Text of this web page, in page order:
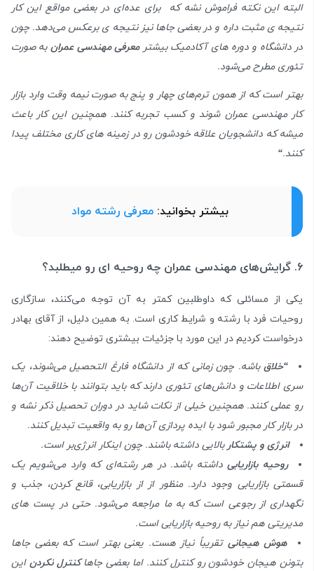
البته این نکته فراموش نشه که برای عده‌ای در بعضی مواقع این کار
نتیجه ی مثبت داره و در بعضی جاها نیز نتیجه ی برعکس می‌دهد. چون
در دانشگاه و دوره های آکادمیک بیشتر معرفی مهندسی عمران به صورت
تئوری مطرح می‌شود.
بهتر است که از همون ترم‌های چهار و پنج به صورت نیمه وقت وارد بازار
کار مهندسی عمران شوند و کسب تجربه کنند. همچنین این کار باعث
میشه که دانشجویان علاقه خودشون رو در زمینه های کاری مختلف پیدا
کنند.“
بیشتر بخوانید: معرفی رشته مواد
۶. گرایش‌های مهندسی عمران چه روحیه ‌ای رو میطلبد؟
یکی از مسائلی که داوطلبین کمتر به آن توجه می‌کنند، سازگاری
روحیات فرد با رشته و شرایط کاری است. به همین دلیل، از آقای بهادر
درخواست کردیم در این مورد با جزئیات بیشتری توضیح دهند:
“خلاقباشه. چون زمانی که از دانشگاه فارغ التحصیل می‌شوند، یک
سری اطلاعات و دانش‌های تئوری دارند که باید بتوانند با خلاقیت آن‌ها
رو عملی کنند. همچنین خیلی از نکات شاید در دوران تحصیل ذکر نشه و
در بازار کار مجبور شود با ایده پردازی آن‌ها رو به واقعیت تبدیل کنند.
انرژی و پشتکار بالایی داشته باشند. چون اینکار انرژی‌بر است.
روحیه بازاریابیداشته باشد. در هر رشته‌ای که وارد می‌شویم یک
قسمتی بازاریابی وجود دارد. منظور از از بازاریابی، قانع کردن، جذب و
نگهداری از ‌رجوعی است که به ما مراجعه می‌شود. حتی در پست های
مدیریتی هم نیاز به روحیه بازاریابی است.
هوش هیجانی تقریباً نیاز هست. یعنی بهتر است که بعضی جاها
بتونن هیجان خودشون رو کنترل کنند. اما بعضی جاهاکنترل نکردن این